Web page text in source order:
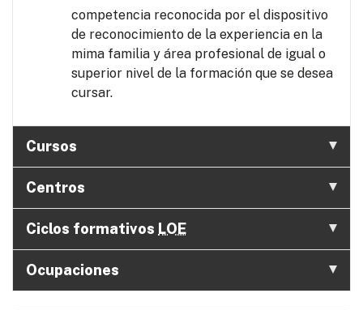
competencia reconocida por el dispositivo
de reconocimiento de la experiencia en la
mima familia y área profesional de igual o
superior nivel de la formación que se desea
cursar.
Cursos
Centros
Ciclos formativos LOE
Ocupaciones